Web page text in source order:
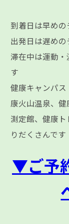
到着日は早め
出発日は遅め
滞在中は運動
す
健康キャンパ
康火山温泉、
測定館、健康
りだくさんです
▼ご予